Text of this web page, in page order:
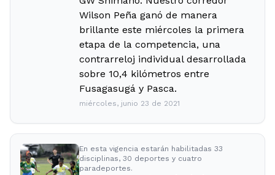
Wilson Peña ganó de manera
brillante este miércoles la primera
etapa de la competencia, una
contrarreloj individual desarrollada
sobre 10,4 kilómetros entre
Fusagasugá y Pasca.
miércoles, junio 23 de 2021
En esta vigencia estarán habilitadas 33
disciplinas, 30 deportes y cuatro
paradeportes.